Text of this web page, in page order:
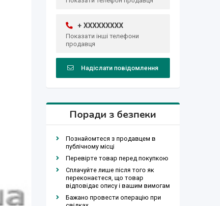
+ XXXXXXXXX
Показати інші телефони
продавця
Надіслати повідомлення
Поради з безпеки
Познайомтеся з продавцем в
публічному місці
Перевірте товар перед покупкою
Сплачуйте лише після того як
переконаєтеся, що товар
відповідає опису і вашим вимогам
Бажано провести операцію при